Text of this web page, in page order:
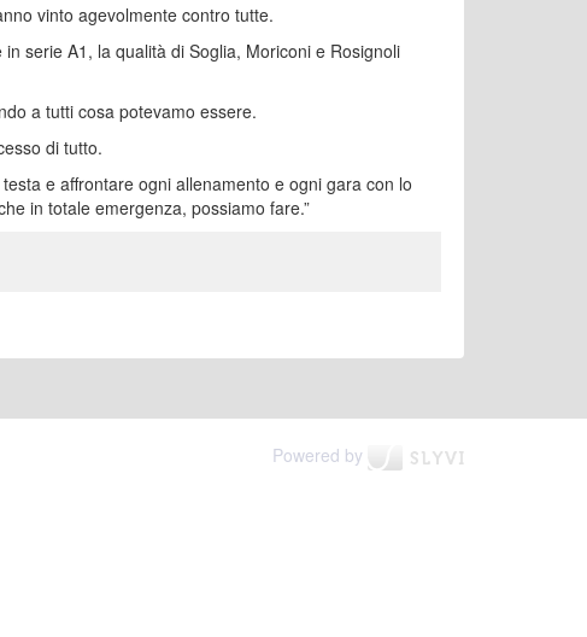
vinto agevolmente contro tutte.
serie A1, la qualità di Soglia, Moriconi e Rosignoli
a tutti cosa potevamo essere.
di tutto.
e affrontare ogni allenamento e ogni gara con lo
in totale emergenza, possiamo fare.”
Powered by